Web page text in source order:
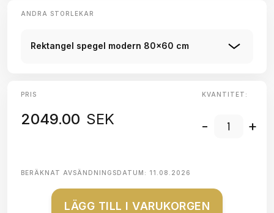
ANDRA STORLEKAR
Rektangel spegel modern 80x60 cm
PRIS
2049.00 SEK
KVANTITET:
- +
BERÄKNAT AVSÄNDNINGSDATUM: 11.08.2026
LÄGG TILL I VARUKORGEN